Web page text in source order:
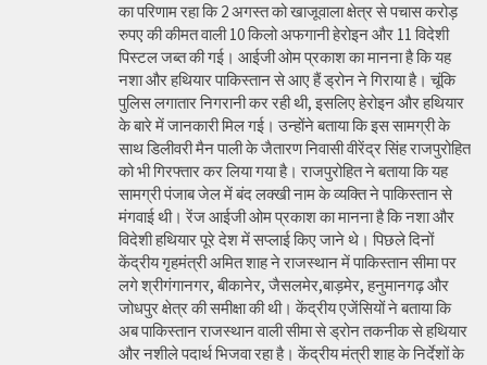
का परिणाम रहा कि 2 अगस्त को खाजूवाला क्षेत्र से पचास करोड़
रुपए की कीमत वाली 10 किलो अफगानी हेरोइन और 11 विदेशी
पिस्टल जब्त की गई। आईजी ओम प्रकाश का मानना है कि यह
नशा और हथियार पाकिस्तान से आए हैं ड्रोन ने गिराया है। चूंकि
पुलिस लगातार निगरानी कर रही थी, इसलिए हेरोइन और हथियार
के बारे में जानकारी मिल गई। उन्होंने बताया कि इस सामग्री के
साथ डिलीवरी मैन पाली के जैतारण निवासी वीरेंद्र सिंह राजपुरोहित
को भी गिरफ्तार कर लिया गया है। राजपुरोहित ने बताया कि यह
सामग्री पंजाब जेल में बंद लक्खी नाम के व्यक्ति ने पाकिस्तान से
मंगवाई थी। रेंज आईजी ओम प्रकाश का मानना है कि नशा और
विदेशी हथियार पूरे देश में सप्लाई किए जाने थे। पिछले दिनों
केंद्रीय गृहमंत्री अमित शाह ने राजस्थान में पाकिस्तान सीमा पर
लगे श्रीगंगानगर, बीकानेर, जैसलमेर,बाड़मेर, हनुमानगढ़ और
जोधपुर क्षेत्र की समीक्षा की थी। केंद्रीय एजेंसियों ने बताया कि
अब पाकिस्तान राजस्थान वाली सीमा से ड्रोन तकनीक से हथियार
और नशीले पदार्थ भिजवा रहा है। केंद्रीय मंत्री शाह के निर्देशों के